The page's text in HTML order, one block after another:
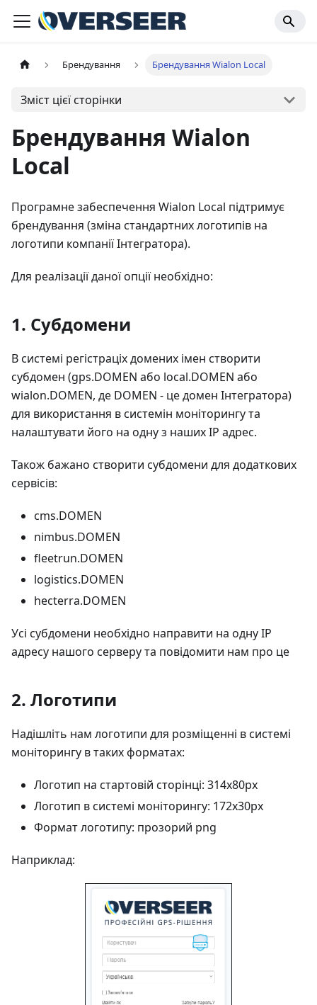
Брендування Брендування Wialon Local
Зміст цієї сторінки
Брендування Wialon
Local
Програмне забеспечення Wialon Local підтримує
брендування (зміна стандартних логотипів на
логотипи компанії Інтегратора).
Для реалізації даної опції необхідно:
1. Субдомени
В системі регістраціх домених імен створити
субдомен (gps.DOMEN або local.DOMEN або
wialon.DOMEN, де DOMEN - це домен Інтегратора)
для використання в системін моніторингу та
налаштувати його на одну з наших IP адрес.
Також бажано створити субдомени для додаткових
сервісів:
cms.DOMEN
nimbus.DOMEN
fleetrun.DOMEN
logistics.DOMEN
hecterra.DOMEN
Усі субдомени необхідно направити на одну IP
адресу нашого серверу та повідомити нам про це
2. Логотипи
Надішліть нам логотипи для розміщенні в системі
моніторингу в таких форматах:
Логотип на стартовій сторінці: 314x80px
Логотип в системі моніторингу: 172x30px
Формат логотипу: прозорий png
Наприклад: